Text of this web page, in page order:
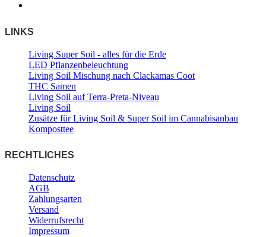
LINKS
Living Super Soil - alles für die Erde
LED Pflanzenbeleuchtung
Living Soil Mischung nach Clackamas Coot
THC Samen
Living Soil auf Terra-Preta-Niveau
Living Soil
Zusätze für Living Soil & Super Soil im Cannabisanbau
Komposttee
RECHTLICHES
Datenschutz
AGB
Zahlungsarten
Versand
Widerrufsrecht
Impressum